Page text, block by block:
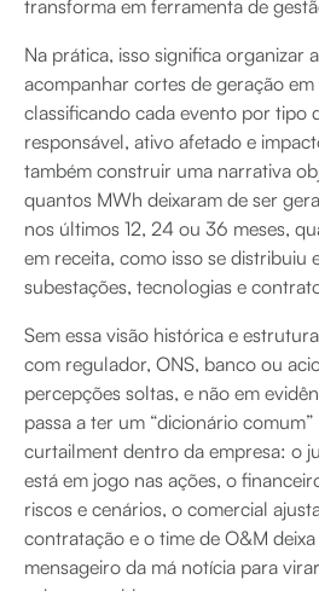
transforma em ferramenta de
Na prática, isso significa organizar
acompanhar cortes de geração
classificando cada evento por tipo
responsável, ativo afetado e
também construir uma narrativa
quantos MWh deixaram de ser
nos últimos 12, 24 ou 36 meses,
em receita, como isso se distribuiu
subestações, tecnologias e
Sem essa visão histórica e
com regulador, ONS, banco ou
percepções soltas, e não em
passa a ter um “dicionário
curtailment dentro da empresa: o
está em jogo nas ações, o
riscos e cenários, o comercial
contratação e o time de O&M
mensageiro da má notícia para